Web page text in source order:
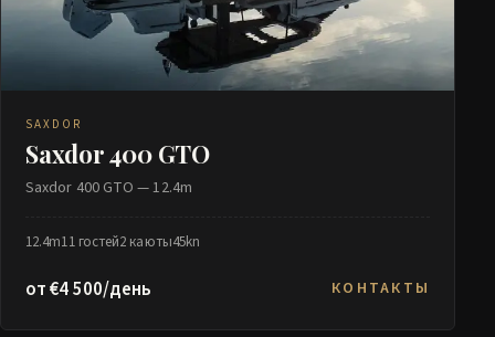
SAXDOR
Saxdor 400 GTO
Saxdor 400 GTO — 12.4m
12.4m11 гостей2 каюты45kn
от €4 500/день КОНТАКТЫ